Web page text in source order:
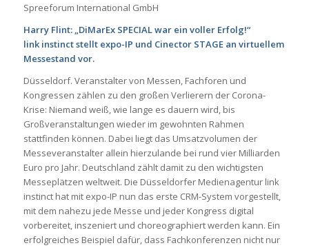
Spreeforum International GmbH
Harry Flint: „DiMarEx SPECIAL war ein voller Erfolg!“
link instinct stellt expo-IP und Cinector STAGE an virtuellem
Messestand vor.
Düsseldorf. Veranstalter von Messen, Fachforen und
Kongressen zählen zu den großen Verlierern der Corona-
Krise: Niemand weiß, wie lange es dauern wird, bis
Großveranstaltungen wieder im gewohnten Rahmen
stattfinden können. Dabei liegt das Umsatzvolumen der
Messeveranstalter allein hierzulande bei rund vier Milliarden
Euro pro Jahr. Deutschland zählt damit zu den wichtigsten
Messeplätzen weltweit. Die Düsseldorfer Medienagentur link
instinct hat mit expo-IP nun das erste CRM-System vorgestellt,
mit dem nahezu jede Messe und jeder Kongress digital
vorbereitet, inszeniert und choreographiert werden kann. Ein
erfolgreiches Beispiel dafür, dass Fachkonferenzen nicht nur